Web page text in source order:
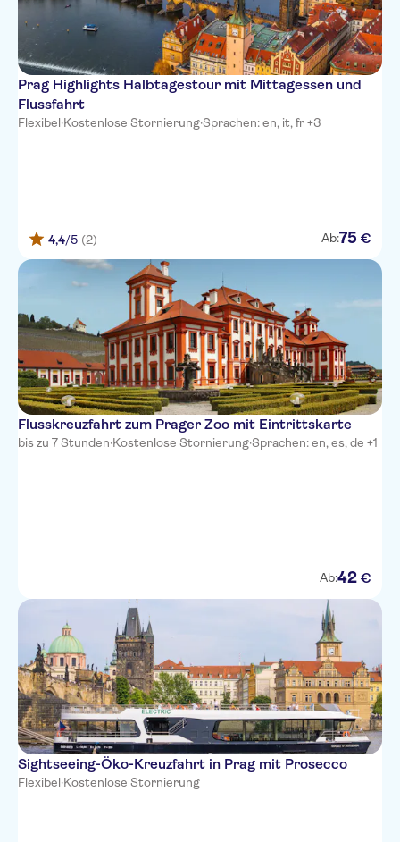
Prag Highlights Halbtagestour mit Mittagessen und
Flussfahrt
Flexibel·Kostenlose Stornierung·Sprachen: en, it, fr +3
4,4/5 (2) Ab:75 €
Flusskreuzfahrt zum Prager Zoo mit Eintrittskarte
bis zu 7 Stunden·Kostenlose Stornierung·Sprachen: en, es, de +1
Ab:42 €
Sightseeing-Öko-Kreuzfahrt in Prag mit Prosecco
Flexibel·Kostenlose Stornierung